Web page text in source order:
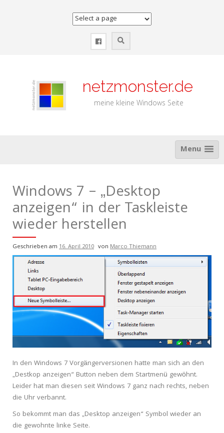
netzmonster.de
meine kleine Windows Seite
Menu
Windows 7 – „Desktop
anzeigen“ in der Taskleiste
wieder herstellen
Geschrieben am 16. April 2010 von Marco Thiemann
In den Windows 7 Vorgängerversionen hatte man sich an den
„Destkop anzeigen“ Button neben dem Startmenü gewöhnt.
Leider hat man diesen seit Windows 7 ganz nach rechts, neben
die Uhr verbannt.
So bekommt man das „Desktop anzeigen“ Symbol wieder an
die gewohnte linke Seite.